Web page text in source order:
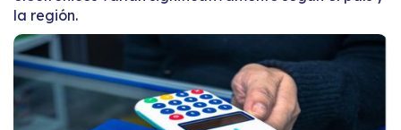
la región.